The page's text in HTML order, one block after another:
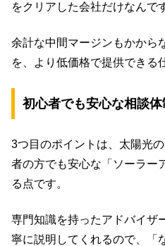
をクリアした会社だけなんで
余計な中間マージンもかから
を、より低価格で提供できる
初心者でも安心な相談体
3つ目のポイントは、太陽光
者の方でも安心な「ソーラー
る点です。
専門知識を持ったアドバイザ
寧に説明してくれるので、「